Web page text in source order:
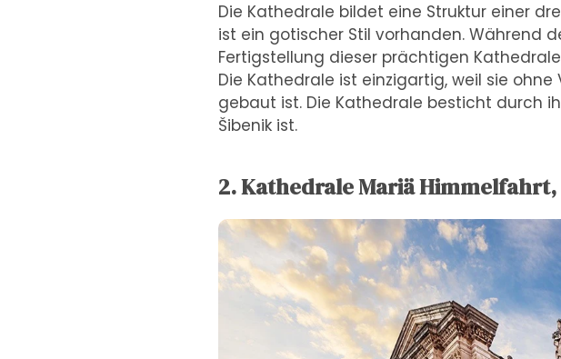
Die Kathedrale bildet eine Struktur einer
ist ein gotischer Stil vorhanden. Während
Fertigstellung dieser prächtigen
Die Kathedrale ist einzigartig, weil sie
gebaut ist. Die Kathedrale besticht durch
Šibenik ist.
2. Kathedrale Mariä